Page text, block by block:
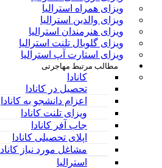
ویزای همراه استرالیا
ویزای والدین استرالیا
ویزای هنرمندان استرالیا
ویزای گلوبال تلنت استرالیا
ویزای استارت آپ استرالیا
مطالب مرتبط مهاجرتی
کانادا
تحصیل در کانادا
اعزام دانشجو به کانادا
ویزای تلنت کانادا
جاب آفر کانادا
اپلای تحصیلی کانادا
مشاغل مورد نیاز کانادا
استرالیا